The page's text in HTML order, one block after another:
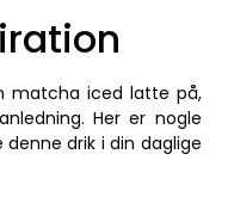
matcha iced latte på,
Her er nogle
drik i din daglige